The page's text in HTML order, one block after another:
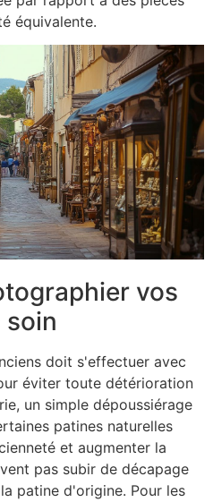
équivalente.
vos
soin
doit s'effectuer avec
éviter toute détérioration
un simple dépoussiérage
patines naturelles
et augmenter la
pas subir de décapage
patine d'origine. Pour les